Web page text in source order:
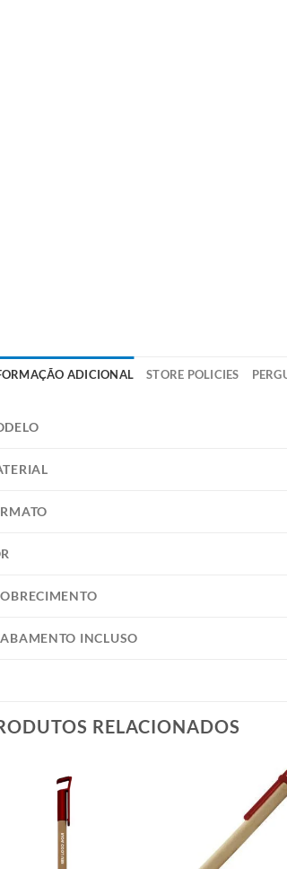
ADICIONAL STORE POLICIES
INCLUSO
RELACIONADOS